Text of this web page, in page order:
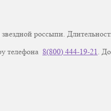
россыпи.
телефона 8(800) 444-19-21.